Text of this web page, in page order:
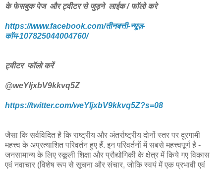
के फेसबुक पेज और ट्वीटर से जुड़ने लाईक / फॉलो करे
https://www.facebook.com/तीनबत्ती-न्यूज़-
कॉम-107825044004760/
ट्वीटर फॉलो करें
@weYljxbV9kkvq5Z
https://twitter.com/weYljxbV9kkvq5Z?s=08
जैसा कि सर्वविदित है कि राष्ट्रीय और अंतर्राष्ट्रीय दोनों स्तर पर दूरगामी
महत्त्व के अप्रत्याशित परिवर्तन हुए हैं. इन परिवर्तनों में सबसे महत्त्वपूर्ण है -
जनसामान्य के लिए स्कूली शिक्षा और प्रौद्योगिकी के क्षेत्र में किये गए विकास
एवं नवाचार (विशेष रूप से सूचना और संचार, जोकि स्वयं में एक प्रभावी एवं